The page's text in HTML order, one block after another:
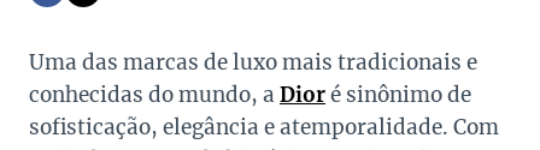
Uma das marcas de luxo mais tradicionais e
conhecidas do mundo, a Dioré sinônimo de
sofisticação, elegância e atemporalidade. Com